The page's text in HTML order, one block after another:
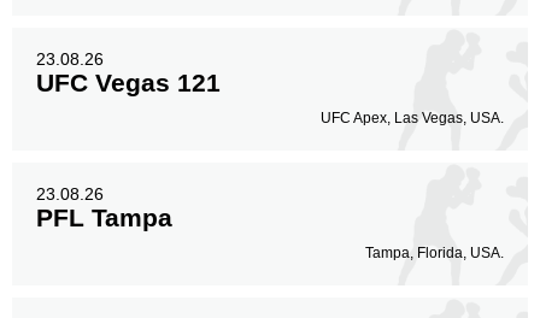
23.08.26
UFC Vegas 121
UFC Apex, Las Vegas, USA.
23.08.26
PFL Tampa
Tampa, Florida, USA.